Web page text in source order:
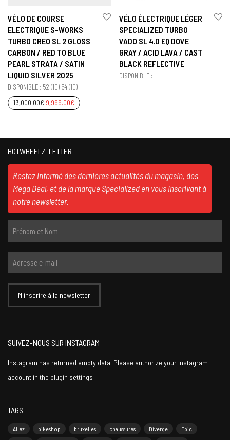
VÉLO DE COURSE
ELECTRIQUE S-WORKS
TURBO CREO SL 2 GLOSS
CARBON / RED TO BLUE
PEARL STRATA / SATIN
LIQUID SILVER 2025
DISPONIBLE : 52 (10) 54 (10)
13,000.00€ 9,999.00€
VÉLO ÉLECTRIQUE LÉGER
SPECIALIZED TURBO
VADO SL 4.0 EQ DOVE
GRAY / ACID LAVA / CAST
BLACK REFLECTIVE
DISPONIBLE :
HOTWHEELZ-LETTER
Restez informé des dernières actualités du magasin, des
Mega Deal, et de la marque Specialized en vous inscrivant à
notre newsletter.
SUIVEZ-NOUS SUR INSTAGRAM
Instagram has returned empty data. Please authorize your Instagram
account in the plugin settings .
TAGS
Allez bikeshop bruxelles chaussures Diverge
Epic